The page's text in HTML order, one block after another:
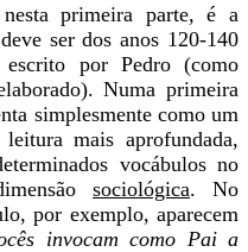
primeira parte, é a
ser dos anos 120-140
por Pedro (como
Numa primeira
simplesmente como um
mais aprofundada,
vocábulos no
sociológica. No
por exemplo, aparecem
invocam como Pai a